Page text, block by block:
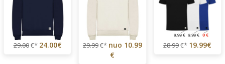
29.00€* 24.00€ 29.99€* nuo 10.99
€
28.99€* 19.99€